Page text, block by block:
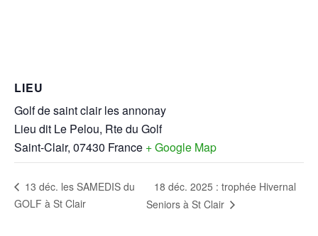
LIEU
Golf de saint clair les annonay
Lieu dit Le Pelou, Rte du Golf
Saint-Clair, 07430 France + Google Map
13 déc. les SAMEDIS du
GOLF à St Clair
18 déc. 2025 : trophée Hivernal
Seniors à St Clair